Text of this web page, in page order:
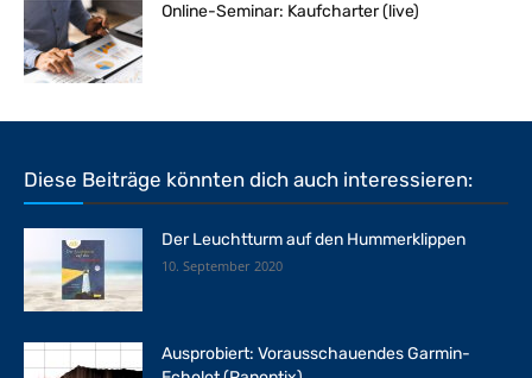
Online-Seminar: Kaufcharter (live)
Diese Beiträge könnten dich auch interessieren:
Der Leuchtturm auf den Hummerklippen
10. September 2020
Ausprobiert: Vorausschauendes Garmin-